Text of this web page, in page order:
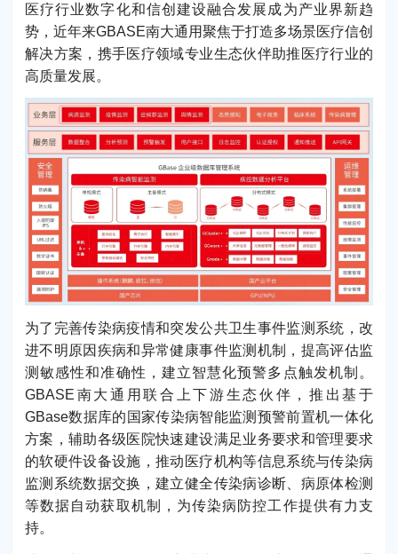
医疗行业数字化和信创建设融合发展成为产业界新趋
势，近年来GBASE南大通用聚焦于打造多场景医疗信创
解决方案，携手医疗领域专业生态伙伴助推医疗行业的
高质量发展。
为了完善传染病疫情和突发公共卫生事件监测系统，改
进不明原因疾病和异常健康事件监测机制，提高评估监
测敏感性和准确性，建立智慧化预警多点触发机制。
GBASE南大通用联合上下游生态伙伴，推出基于
GBase数据库的国家传染病智能监测预警前置机一体化
方案，辅助各级医院快速建设满足业务要求和管理要求
的软硬件设备设施，推动医疗机构等信息系统与传染病
监测系统数据交换，建立健全传染病诊断、病原体检测
等数据自动获取机制，为传染病防控工作提供有力支
持。